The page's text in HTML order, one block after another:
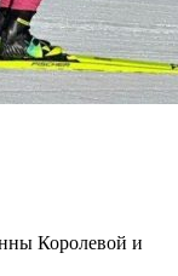
Королевой и